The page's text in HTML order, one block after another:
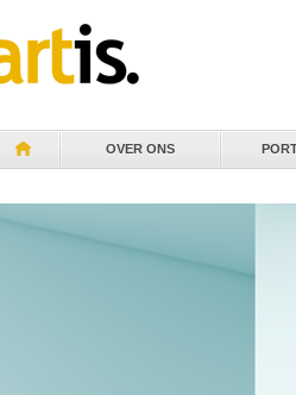
OVER ONS